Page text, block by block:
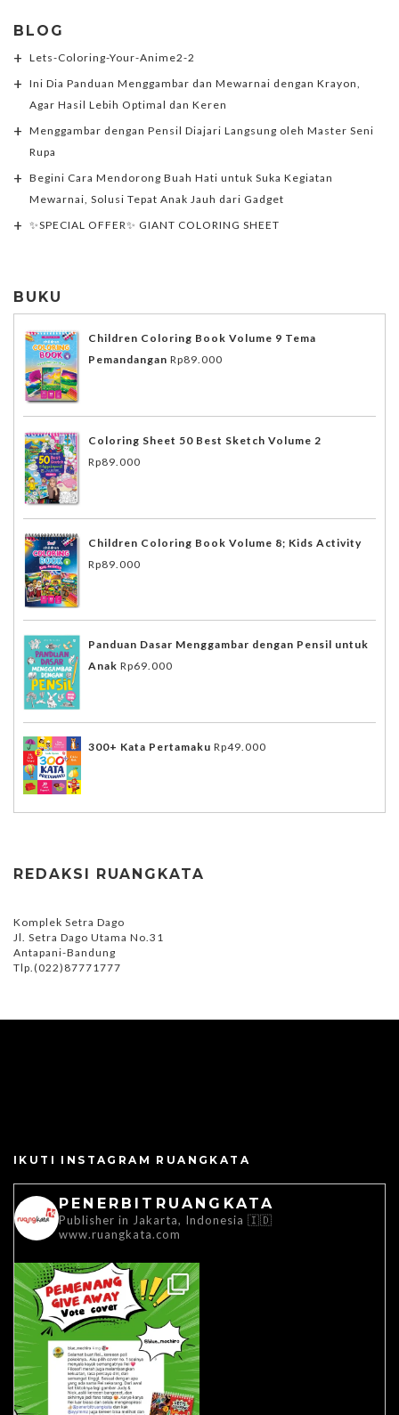
BLOG
Lets-Coloring-Your-Anime2-2
Ini Dia Panduan Menggambar dan Mewarnai dengan Krayon,
Agar Hasil Lebih Optimal dan Keren
Menggambar dengan Pensil Diajari Langsung oleh Master Seni
Rupa
Begini Cara Mendorong Buah Hati untuk Suka Kegiatan
Mewarnai, Solusi Tepat Anak Jauh dari Gadget
✨SPECIAL OFFER✨ GIANT COLORING SHEET
BUKU
Children Coloring Book Volume 9 Tema
Pemandangan Rp89.000
Coloring Sheet 50 Best Sketch Volume 2
Rp89.000
Children Coloring Book Volume 8; Kids Activity
Rp89.000
Panduan Dasar Menggambar dengan Pensil untuk
Anak Rp69.000
300+ Kata Pertamaku Rp49.000
REDAKSI RUANGKATA
Komplek Setra Dago
Jl. Setra Dago Utama No.31
Antapani-Bandung
Tlp.(022)87771777
IKUTI INSTAGRAM RUANGKATA
PENERBITRUANGKATA
Publisher in Jakarta, Indonesia 🇮🇩
www.ruangkata.com